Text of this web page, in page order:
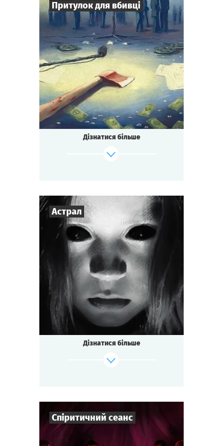
Зіграти Дивитися сценарій
Притулок для вбивці
Гравців 7-16
Час гри 2-3 год.
Детектив
Тип квесту Квесторія
Засніжений гірський готель.
Зйомки голлівудського блокбастеру.
Режисера знайшли мертвим.
Може ти щось бачив?Дізнатися більше
Астрал
Гравців -7
1-1,5 год.
Тематика Містика
Тип квесту Міні-квесторія
Дізнатися більше
Спіритичний сеанс